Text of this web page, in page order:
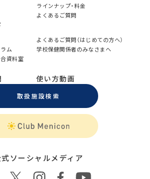
ラインナップ・料金
よくあるご質問
よくあるご質問（はじめての方へ）
ム
学校保健関係者のみなさまへ
資料室
使い方動画
取扱施設検索
式ソーシャルメディア